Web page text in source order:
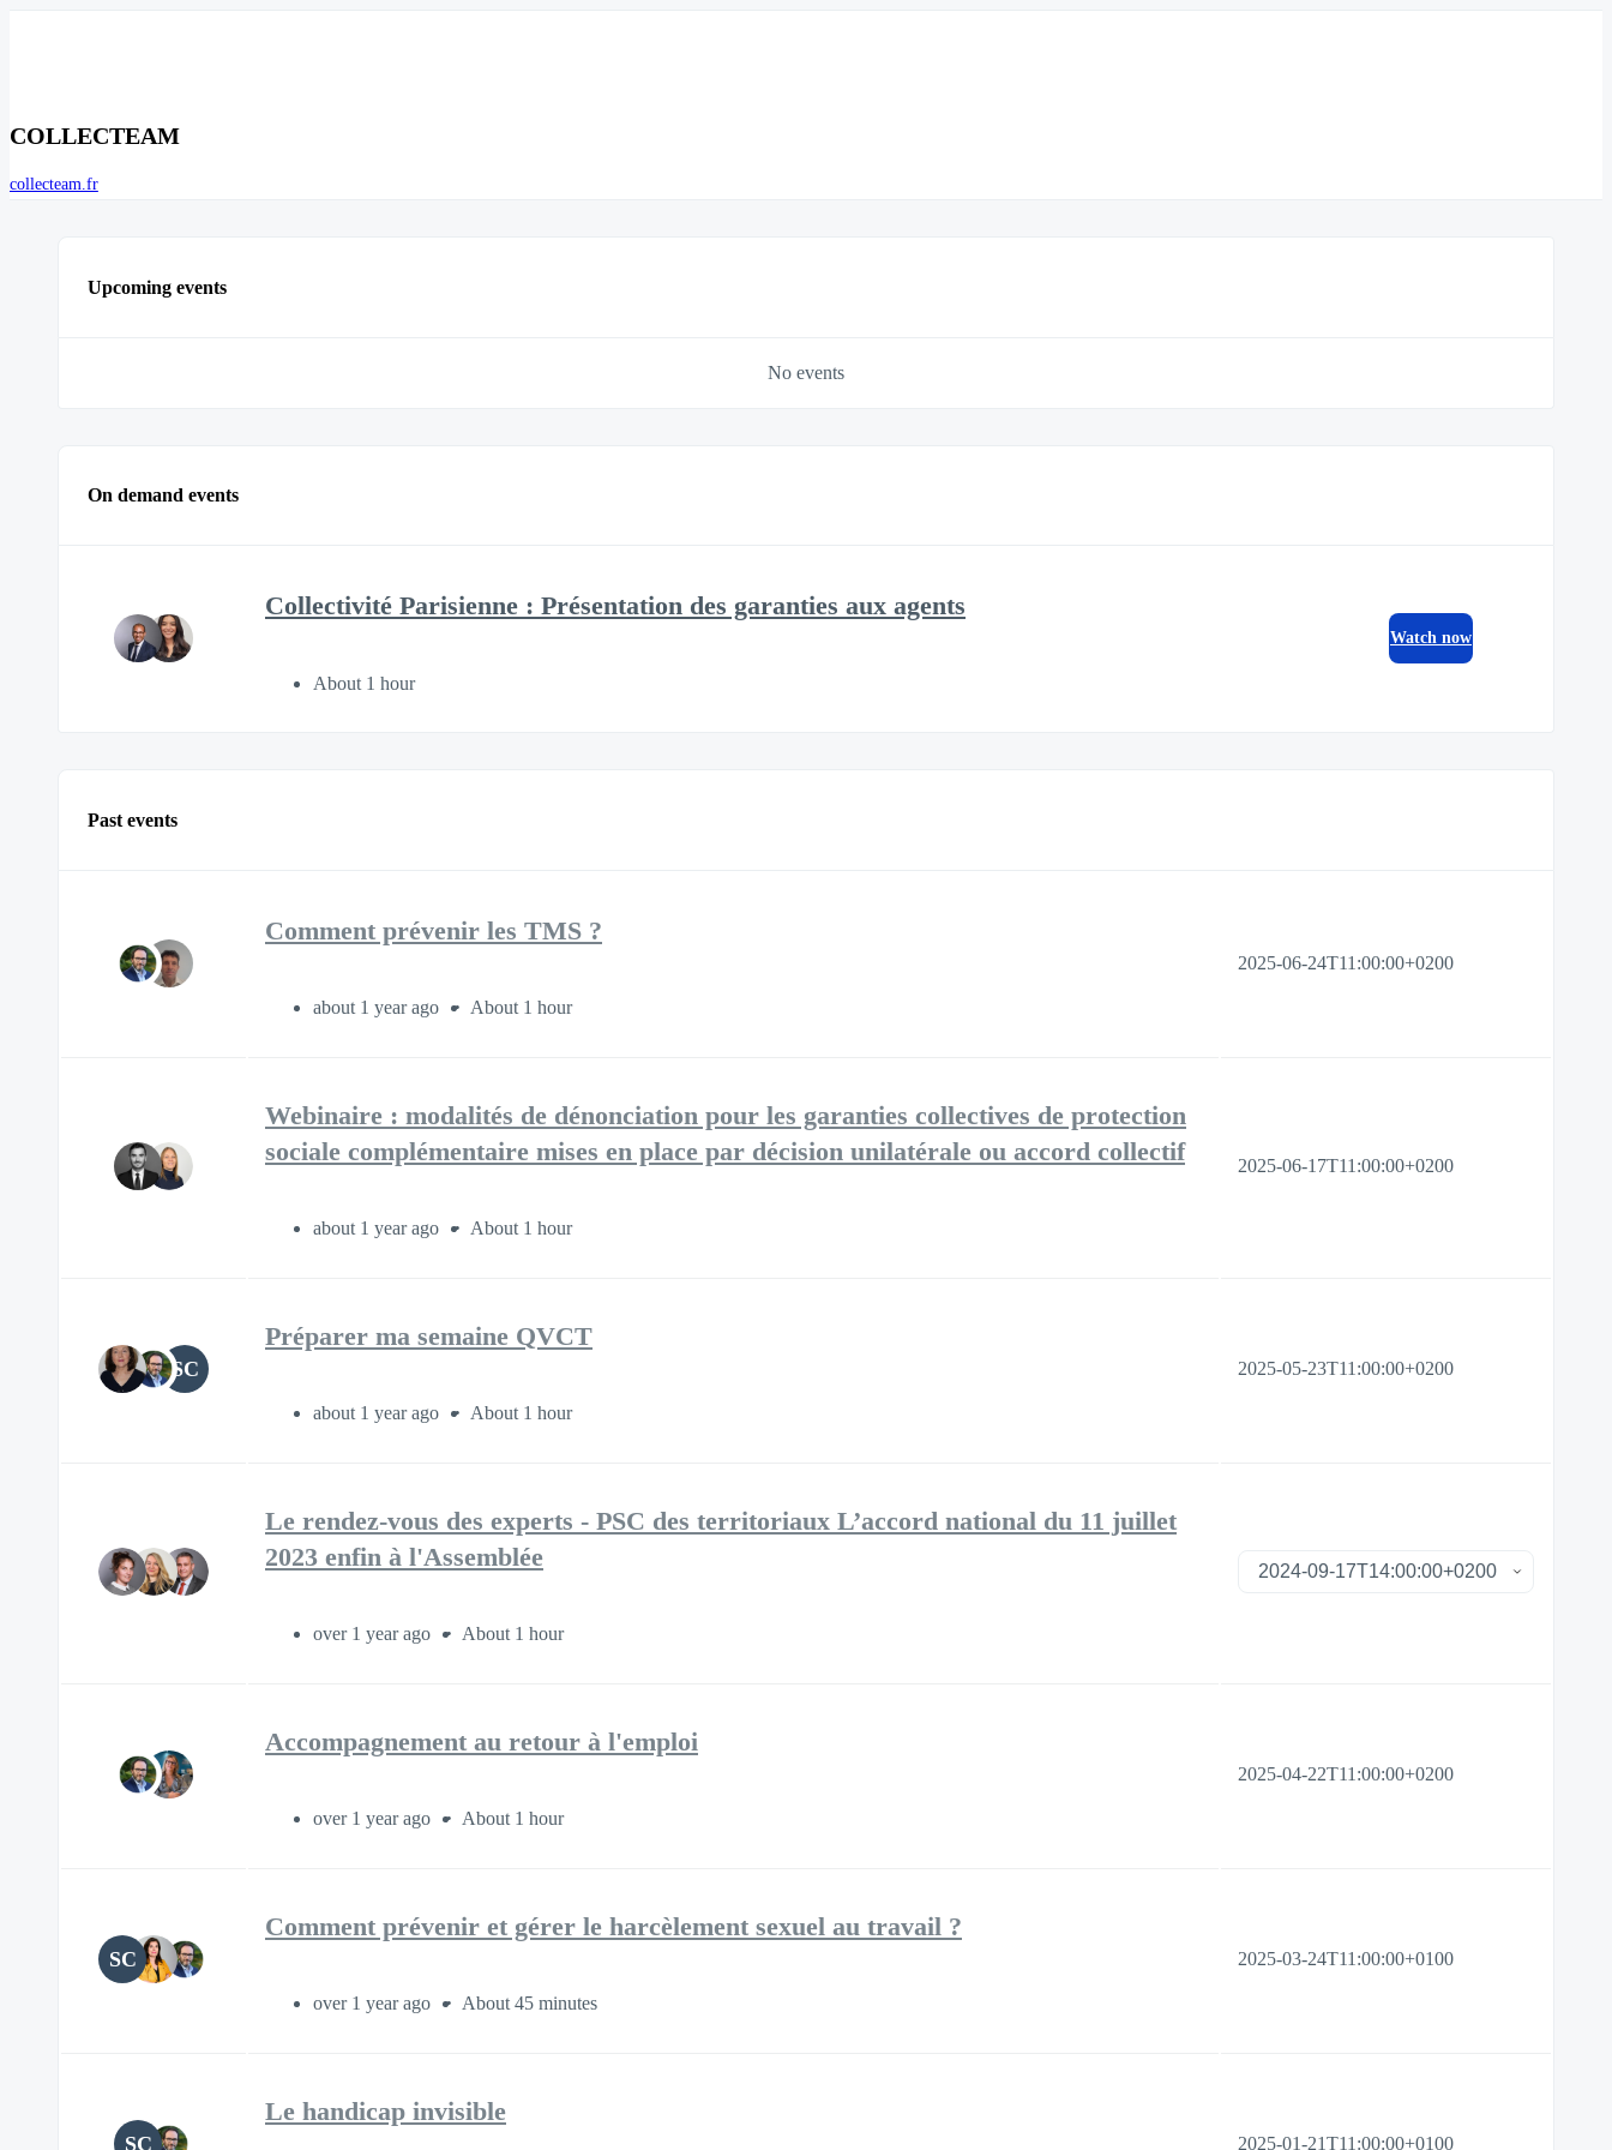
COLLECTEAM
collecteam.fr
Upcoming events
No events
On demand events
Collectivité Parisienne : Présentation des garanties aux agents
About 1 hour
Watch now
Past events
Comment prévenir les TMS ?
about 1 year ago About 1 hour
2025-06-24T11:00:00+0200
Webinaire : modalités de dénonciation pour les garanties collectives de protection
sociale complémentaire mises en place par décision unilatérale ou accord collectif
about 1 year ago About 1 hour
2025-06-17T11:00:00+0200
SC
Préparer ma semaine QVCT
about 1 year ago About 1 hour
2025-05-23T11:00:00+0200
Le rendez-vous des experts - PSC des territoriaux L’accord national du 11 juillet
2023 enfin à l'Assemblée
over 1 year ago About 1 hour
Accompagnement au retour à l'emploi
over 1 year ago About 1 hour
2025-04-22T11:00:00+0200
SC
Comment prévenir et gérer le harcèlement sexuel au travail ?
over 1 year ago About 45 minutes
2025-03-24T11:00:00+0100
SC
Le handicap invisible
2025-01-21T11:00:00+0100